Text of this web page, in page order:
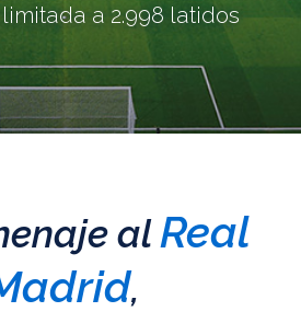
a 2.998 latidos
alReal
,